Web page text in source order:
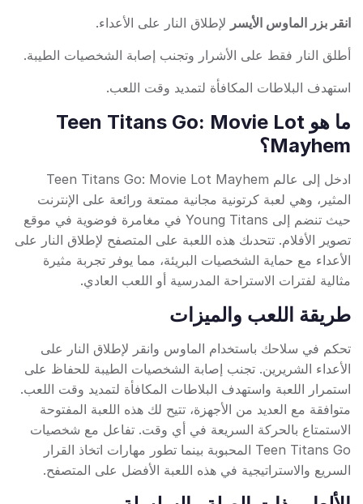
انقر بزر الماوس الأيسر لإطلاق النار على الأعداء.
أطلق النار فقط على الأشرار وتجنب إصابة الشخصيات الطيبة.
استهدف البلاطات المكافأة لتمديد وقت اللعب.
ما هو Teen Titans Go: Movie Lot
Mayhem؟
ادخل إلى عالم Teen Titans Go: Movie Lot Mayhem
المثير، وهي لعبة كرتونية مجانية ممتعة ورائعة على الإنترنت
حيث تنضم إلى Young Titans في مغامرة فوضوية في موقع
تصوير الأفلام. تتحدىك هذه اللعبة على المتصفح لإطلاق النار على
الأعداء مع حماية الشخصيات البريئة، مما يوفر تجربة مثيرة
مثالية لفترات الاستراحة المدرسية أو اللعب العادي.
طريقة اللعب والميزات
تحكم في سلاحك باستخدام الماوس وانقر لإطلاق النار على
الأعداء الشريرين. تجنب إصابة الشخصيات الطيبة للحفاظ على
استمرار اللعبة واستهدف البلاطات المكافأة لتمديد وقت اللعب.
متوافقة مع العديد من الأجهزة، تتيح لك هذه اللعبة المفتوحة
الاستمتاع بالحركة السريعة في أي وقت. تفاعل مع شخصيات
Teen Titans Go المحبوبة بينما تطور مهارات اتخاذ القرار
السريع والاستراتيجية في هذه اللعبة الأفضل على المتصفح.